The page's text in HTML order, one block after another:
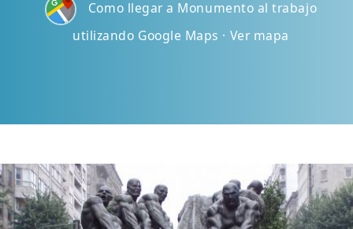
Como llegar a Monumento al trabajo
utilizando Google Maps · Ver mapa